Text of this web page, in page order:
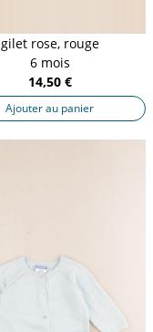
gilet rose, rouge
6 mois
14,50 €
Ajouter au panier